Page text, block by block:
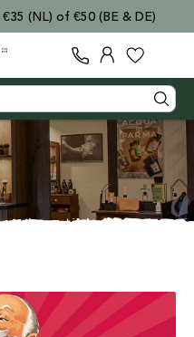
(NL) of €50 (BE & DE)